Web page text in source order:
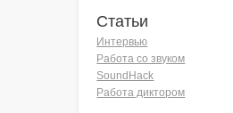
Статьи
Интервью
Работа со звуком
SoundHack
Работа диктором